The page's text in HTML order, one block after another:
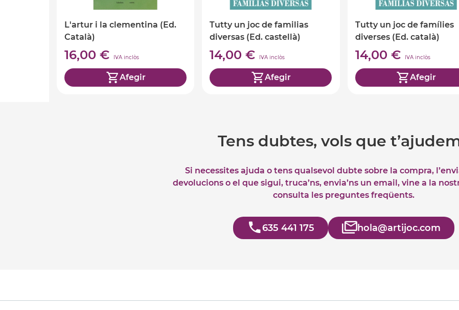
L'artur i la clementina (Ed.
Català)
16,00 € IVA inclòs
Afegir
Tutty un joc de familias
diversas (Ed. castellà)
14,00 € IVA inclòs
Afegir
Tutty un joc de famílies
diverses (Ed. català)
14,00 € IVA inclòs
Afegir
Tens dubtes, vols que
Si necessites ajuda o tens qualsevol dubte sobre la compra,
devolucions o el que sigui, truca’ns, envia’ns un email, vine a la
consulta les preguntes freqüents.
635 441 175 hola@artijoc.com